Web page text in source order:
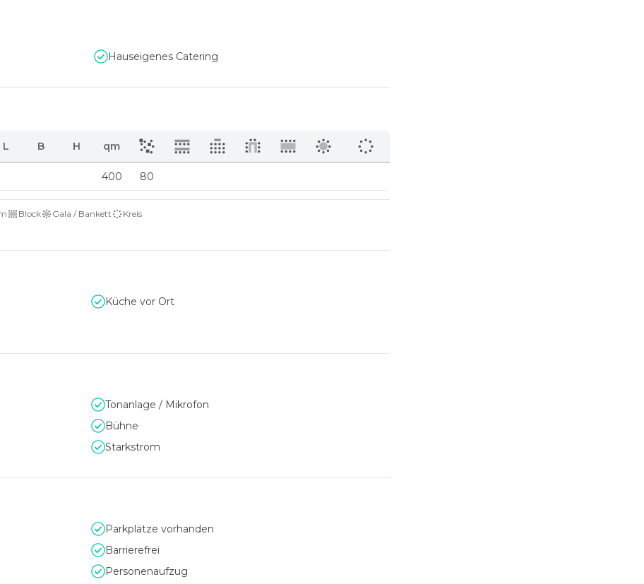
Hauseigenes Catering
L B H qm
400 80
Block Gala / Bankett Kreis
Küche vor Ort
Tonanlage / Mikrofon
Bühne
Starkstrom
Parkplätze vorhanden
Barrierefrei
Personenaufzug